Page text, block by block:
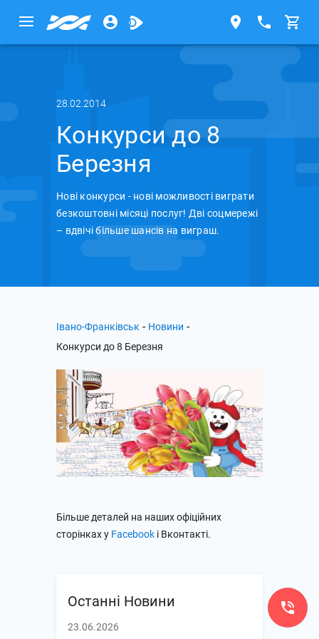
28.02.2014
Конкурси до 8
Березня
Нові конкурси - нові можливості виграти
безкоштовні місяці послуг! Дві соцмережі
– вдвічі більше шансів на виграш.
Івано-Франківськ - Новини -
Конкурси до 8 Березня
Більше деталей на наших офіційних
сторінках у Facebook і Вконтакті.
Останні Новини
23.06.2026